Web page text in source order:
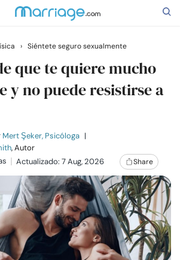
› Siéntete seguro sexualmente
que te quiere mucho
y no puede resistirse a
Mert Şeker, Psicóloga |
, Autor
Actualizado: 7 Aug, 2026 Share